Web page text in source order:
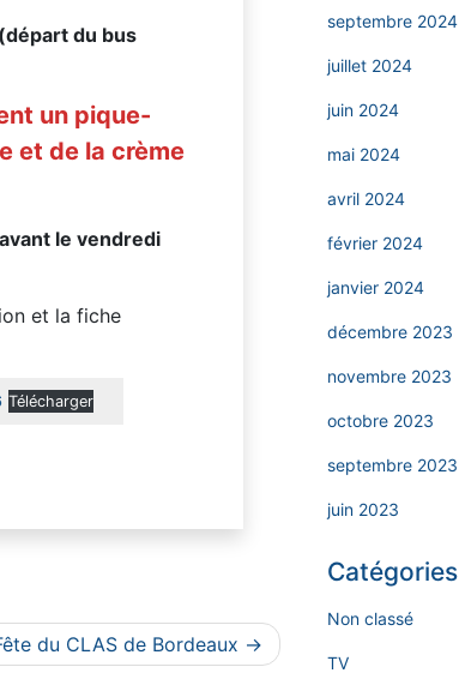
du bus
un pique-
et de la crème
avant le vendredi
et la fiche
Télécharger
du CLAS de Bordeaux
septembre 2024
juillet 2024
juin 2024
mai 2024
avril 2024
février 2024
janvier 2024
décembre 2023
novembre 2023
octobre 2023
septembre 2023
juin 2023
Catégories
Non classé
TV